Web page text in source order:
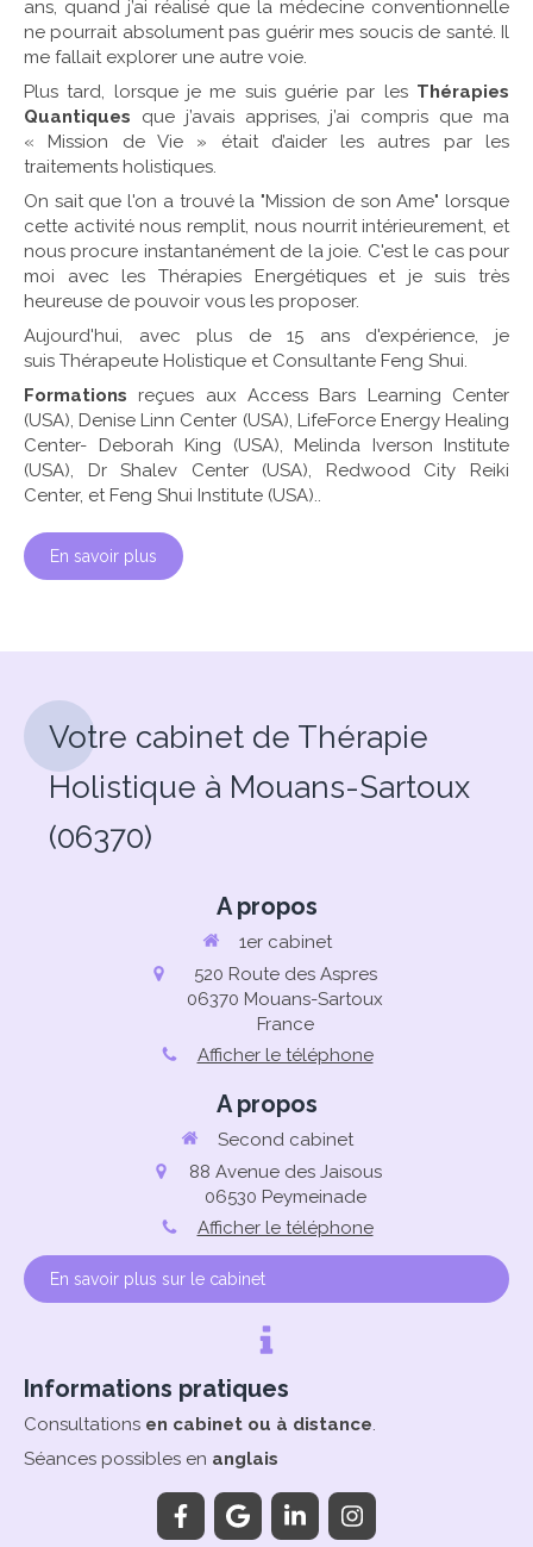
ans, quand j’ai réalisé que la médecine conventionnelle
ne pourrait absolument pas guérir mes soucis de santé. Il
me fallait explorer une autre voie.
Plus tard, lorsque je me suis guérie par les Thérapies
Quantiques que j’avais apprises, j’ai compris que ma
« Mission de Vie » était d’aider les autres par les
traitements holistiques.
On sait que l'on a trouvé la "Mission de son Ame" lorsque
cette activité nous remplit, nous nourrit intérieurement, et
nous procure instantanément de la joie. C'est le cas pour
moi avec les Thérapies Energétiques et je suis très
heureuse de pouvoir vous les proposer.
​Aujourd'hui, avec plus de 15 ans d'expérience, je
suis Thérapeute Holistique et Consultante Feng Shui.
Formations reçues aux Access Bars Learning Center
(USA), Denise Linn Center (USA), LifeForce Energy Healing
Center- Deborah King (USA), Melinda Iverson Institute
(USA), Dr Shalev Center (USA), Redwood City Reiki
Center, et Feng Shui Institute (USA)..
En savoir plus
Votre cabinet de Thérapie
Holistique à Mouans-Sartoux
(06370)
A propos
1er cabinet
520 Route des Aspres
06370 Mouans-Sartoux
France
Afficher le téléphone
A propos
Second cabinet
88 Avenue des Jaisous
06530 Peymeinade
Afficher le téléphone
En savoir plus sur le cabinet
Informations pratiques
Consultations en cabinet ou à distance.
Séances possibles en anglais